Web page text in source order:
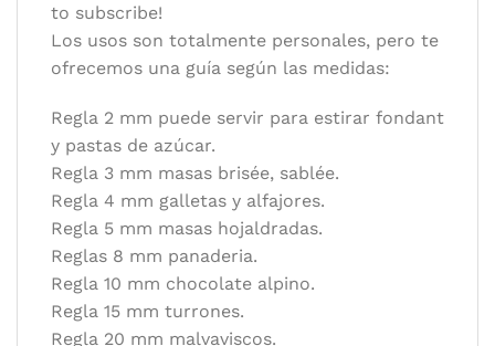
to subscribe!
Los usos son totalmente personales, pero te
ofrecemos una guía según las medidas:
Regla 2 mm puede servir para estirar fondant
y pastas de azúcar.
Regla 3 mm masas brisée, sablée.
Regla 4 mm galletas y alfajores.
Regla 5 mm masas hojaldradas.
Reglas 8 mm panaderia.
Regla 10 mm chocolate alpino.
Regla 15 mm turrones.
Regla 20 mm malvaviscos.